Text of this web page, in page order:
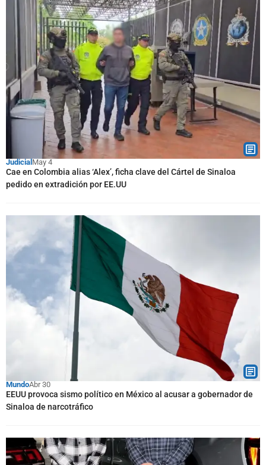
JudicialMay 4
Cae en Colombia alias ‘Alex’, ficha clave del Cártel de Sinaloa
pedido en extradición por EE.UU
MundoAbr 30
EEUU provoca sismo político en México al acusar a gobernador de
Sinaloa de narcotráfico